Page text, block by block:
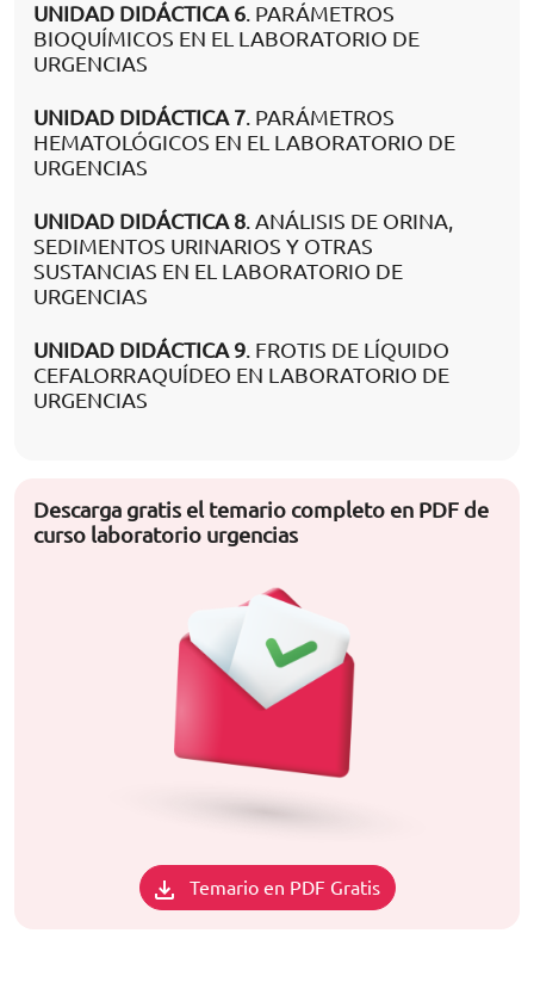
UNIDAD DIDÁCTICA 6. PARÁMETROS
BIOQUÍMICOS EN EL LABORATORIO DE
URGENCIAS
UNIDAD DIDÁCTICA 7. PARÁMETROS
HEMATOLÓGICOS EN EL LABORATORIO DE
URGENCIAS
UNIDAD DIDÁCTICA 8. ANÁLISIS DE ORINA,
SEDIMENTOS URINARIOS Y OTRAS
SUSTANCIAS EN EL LABORATORIO DE
URGENCIAS
UNIDAD DIDÁCTICA 9. FROTIS DE LÍQUIDO
CEFALORRAQUÍDEO EN LABORATORIO DE
URGENCIAS
Descarga gratis el temario completo en PDF de
curso laboratorio urgencias
Temario en PDF Gratis